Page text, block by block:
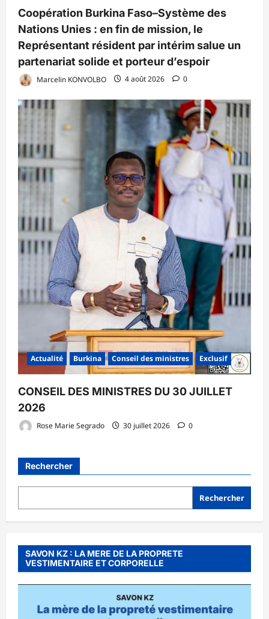
Coopération Burkina Faso–Système des
Nations Unies : en fin de mission, le
Représentant résident par intérim salue un
partenariat solide et porteur d’espoir
Marcelin KONVOLBO 4 août 2026 0
Actualité Burkina Conseil des ministres Exclusif
CONSEIL DES MINISTRES DU 30 JUILLET
2026
Rose Marie Segrado 30 juillet 2026 0
Rechercher
Rechercher
SAVON KZ : LA MERE DE LA PROPRETE
VESTIMENTAIRE ET CORPORELLE